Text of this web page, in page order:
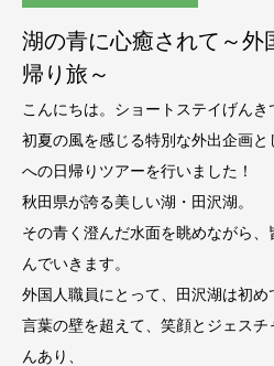
湖の青に心癒されて～外
帰り旅～
こんにちは。ショートステイげんき
初夏の風を感じる特別な外出企画
への日帰りツアーを行いました！
秋田県が誇る美しい湖・田沢湖。
その青く澄んだ水面を眺めながら
んでいきます。
外国人職員にとって、田沢湖は初め
言葉の壁を超えて、笑顔とジェス
んあり、